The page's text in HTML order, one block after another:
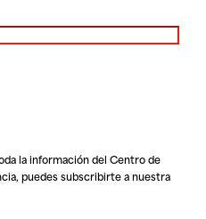
la información del Centro de
puedes subscribirte a nuestra